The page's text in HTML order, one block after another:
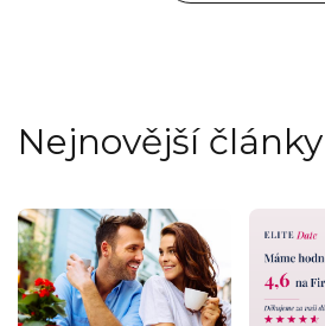
Nejnovější články